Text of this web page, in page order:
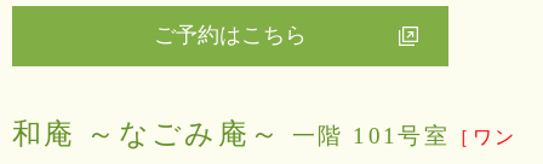
ご予約はこちら
和庵 ～なごみ庵～ 一階 101号室
［ワン